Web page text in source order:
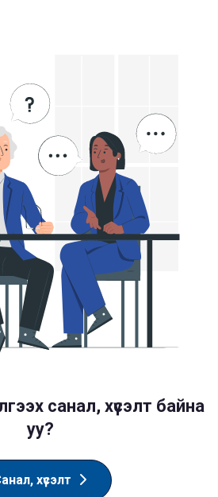
санал, хүсэлт байна
уу?
хүсэлт